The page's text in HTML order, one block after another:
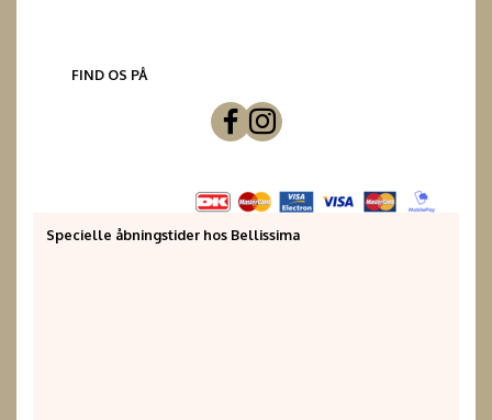
FIND OS PÅ
Specielle åbningstider hos Bellissima